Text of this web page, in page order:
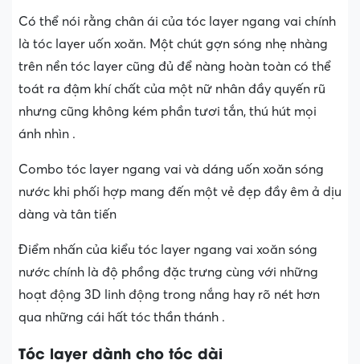
Có thể nói rằng chân ái của tóc layer ngang vai chính
là tóc layer uốn xoăn. Một chút gợn sóng nhẹ nhàng
trên nền tóc layer cũng đủ để nàng hoàn toàn có thể
toát ra đậm khí chất của một nữ nhân đầy quyến rũ
nhưng cũng không kém phần tươi tắn, thú hút mọi
ánh nhìn .
Combo tóc layer ngang vai và dáng uốn xoăn sóng
nước khi phối hợp mang đến một vẻ đẹp đầy êm ả dịu
dàng và tân tiến
Điểm nhấn của kiểu tóc layer ngang vai xoăn sóng
nước chính là độ phồng đặc trưng cùng với những
hoạt động 3D linh động trong nắng hay rõ nét hơn
qua những cái hất tóc thần thánh .
Tóc layer dành cho tóc dài